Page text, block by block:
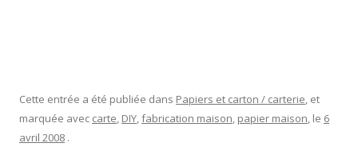
Cette entrée a été publiée dans Papiers et carton / carterie, et
marquée avec carte, DIY,fabrication maison, papier maison, le 6
avril 2008 .